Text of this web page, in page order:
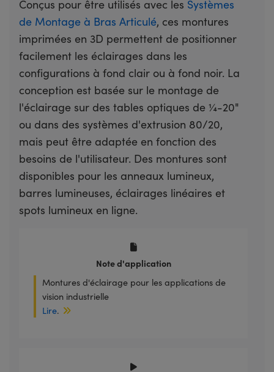
Conçus pour être utilisés avec les Systèmes
de Montage à Bras Articulé, ces montures
imprimées en 3D permettent de positionner
facilement les éclairages dans les
configurations à fond clair ou à fond noir. La
conception est basée sur le montage de
l'éclairage sur des tables optiques de ¼-20"
ou dans des systèmes d'extrusion 80/20,
mais peut être adaptée en fonction des
besoins de l'utilisateur. Des montures sont
disponibles pour les anneaux lumineux,
barres lumineuses, éclairages linéaires et
spots lumineux en ligne.
Note d'application
Montures d'éclairage pour les applications de
vision industrielle
Lire.